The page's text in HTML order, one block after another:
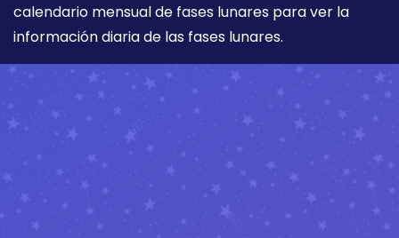
calendario mensual de fases lunares para ver la
información diaria de las fases lunares.